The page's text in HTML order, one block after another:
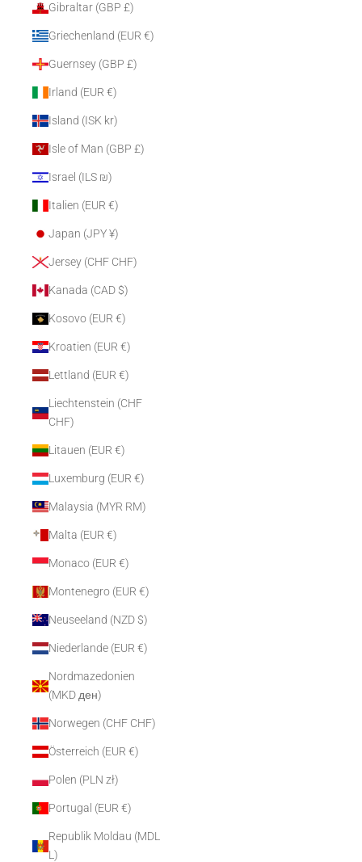
Gibraltar (GBP £)
Griechenland (EUR €)
Guernsey (GBP £)
Irland (EUR €)
Island (ISK kr)
Isle of Man (GBP £)
Israel (ILS ₪)
Italien (EUR €)
Japan (JPY ¥)
Jersey (CHF CHF)
Kanada (CAD $)
Kosovo (EUR €)
Kroatien (EUR €)
Lettland (EUR €)
Liechtenstein (CHF
CHF)
Litauen (EUR €)
Luxemburg (EUR €)
Malaysia (MYR RM)
Malta (EUR €)
Monaco (EUR €)
Montenegro (EUR €)
Neuseeland (NZD $)
Niederlande (EUR €)
Nordmazedonien
(MKD ден)
Norwegen (CHF CHF)
Österreich (EUR €)
Polen (PLN zł)
Portugal (EUR €)
Republik Moldau (MDL
L)